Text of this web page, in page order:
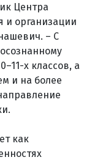
Центра
и организации
– С
х классов, а
и на более
как